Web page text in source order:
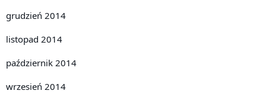
grudzień 2014
listopad 2014
październik 2014
wrzesień 2014